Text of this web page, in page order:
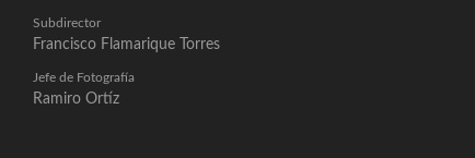
Subdirector
Francisco Flamarique Torres
Jefe de Fotografía
Ramiro Ortíz